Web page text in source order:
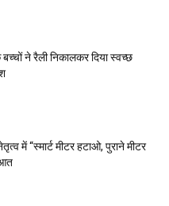
ने रैली निकालकर दिया स्वच्छ
में “स्मार्ट मीटर हटाओ, पुराने मीटर